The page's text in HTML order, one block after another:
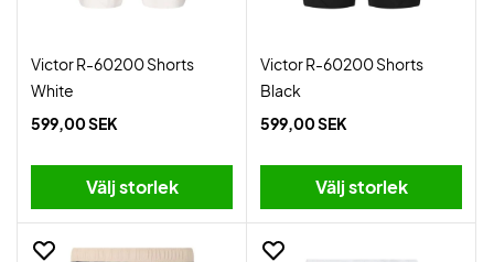
Victor R-60200 Shorts
White
599,00 SEK
Välj storlek
Victor R-60200 Shorts
Black
599,00 SEK
Välj storlek